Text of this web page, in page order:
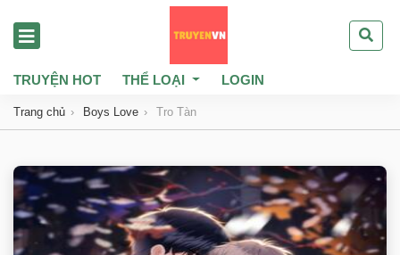
TRUYỆN HOT THỂ LOẠI LOGIN
Trang chủ Boys Love Tro Tàn